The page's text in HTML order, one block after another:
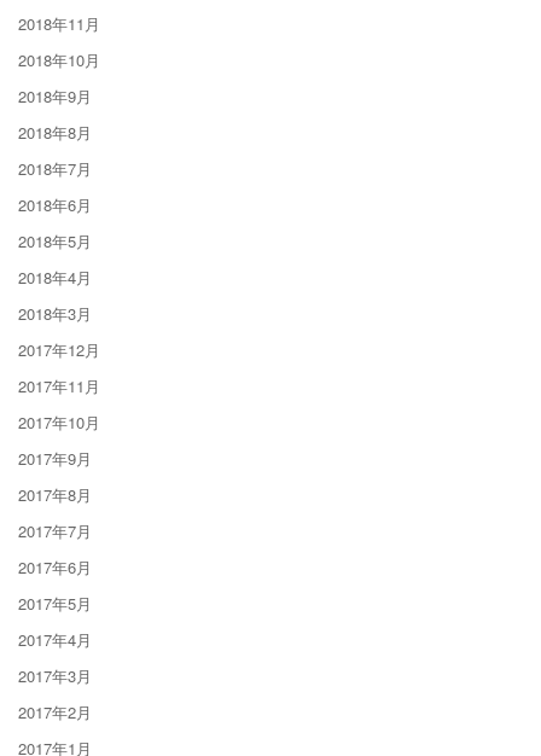
2018年11月
2018年10月
2018年9月
2018年8月
2018年7月
2018年6月
2018年5月
2018年4月
2018年3月
2017年12月
2017年11月
2017年10月
2017年9月
2017年8月
2017年7月
2017年6月
2017年5月
2017年4月
2017年3月
2017年2月
2017年1月